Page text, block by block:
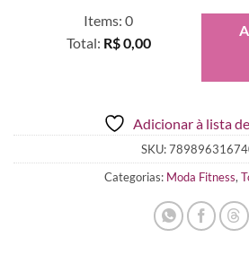
Items: 0
Total: R$ 0,00
R$ 0,00
Adicionar à lista
SKU:
Categorias: Moda Fitness,